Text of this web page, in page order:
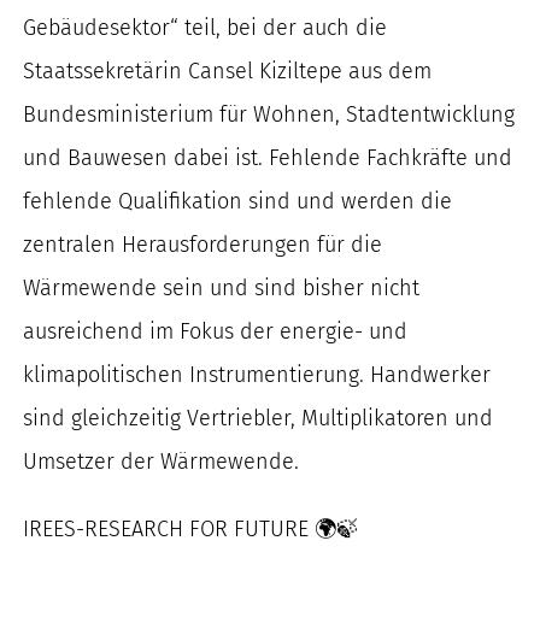
Gebäudesektor“ teil, bei der auch die
Staatssekretärin Cansel Kiziltepe aus dem
Bundesministerium für Wohnen, Stadtentwicklung
und Bauwesen dabei ist. Fehlende Fachkräfte und
fehlende Qualifikation sind und werden die
zentralen Herausforderungen für die
Wärmewende sein und sind bisher nicht
ausreichend im Fokus der energie- und
klimapolitischen Instrumentierung. Handwerker
sind gleichzeitig Vertriebler, Multiplikatoren und
Umsetzer der Wärmewende.
IREES-RESEARCH FOR FUTURE 🌍🍃